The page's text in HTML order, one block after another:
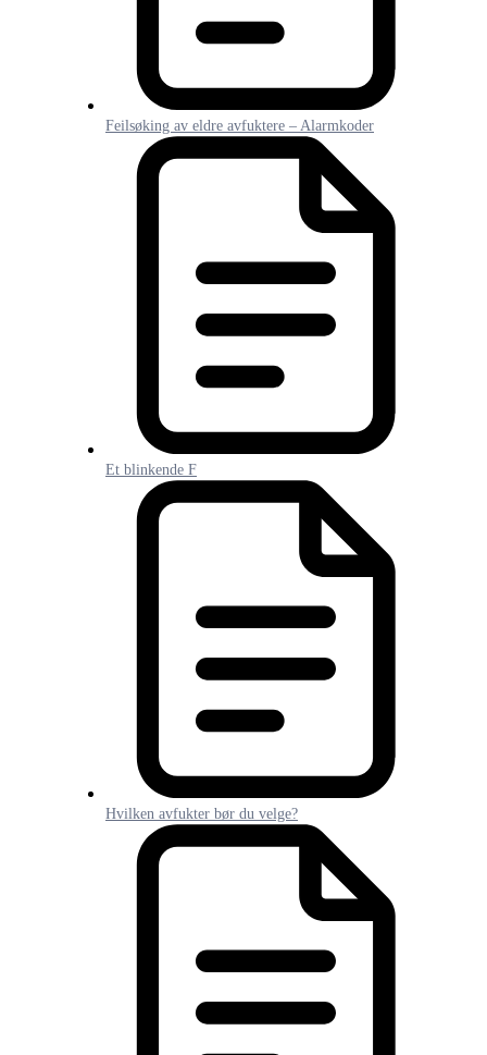
Feilsøking av eldre avfuktere – Alarmkoder
Et blinkende F
Hvilken avfukter bør du velge?